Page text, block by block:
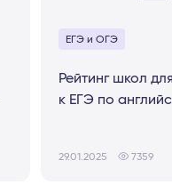
ЕГЭ и ОГЭ
Рейтинг школ
к ЕГЭ по
29.01.2025 7359